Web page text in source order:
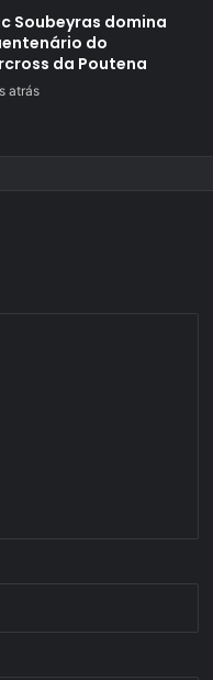
Soubeyras domina
do
da Poutena
atrás